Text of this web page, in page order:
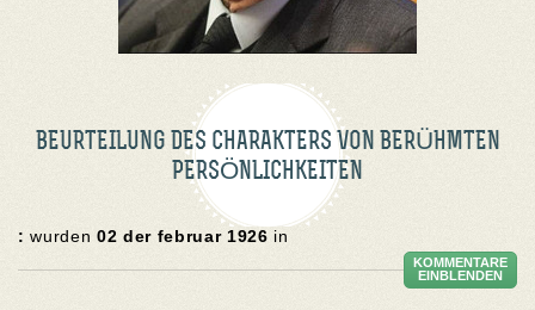
BEURTEILUNG DES CHARAKTERS VON BERÜHMTEN
PERSÖNLICHKEITEN
:wurden02 der februar 1926 in
KOMMENTARE
EINBLENDEN